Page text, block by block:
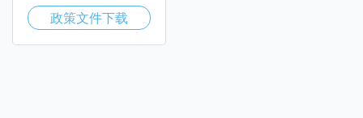
政策文件下载